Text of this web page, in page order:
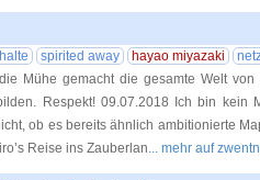
spirited away hayao miyazaki
Mühe gemacht die gesamte Welt von
Respekt! 09.07.2018 Ich bin kein
ob es bereits ähnlich ambitionierte
Reise ins Zauberlan... mehr auf